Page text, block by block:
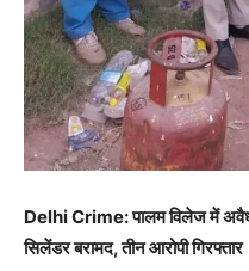
Delhi Crime: पालम विलेज में
सिलेंडर बरामद, तीन आरोपी गिरफ्तार